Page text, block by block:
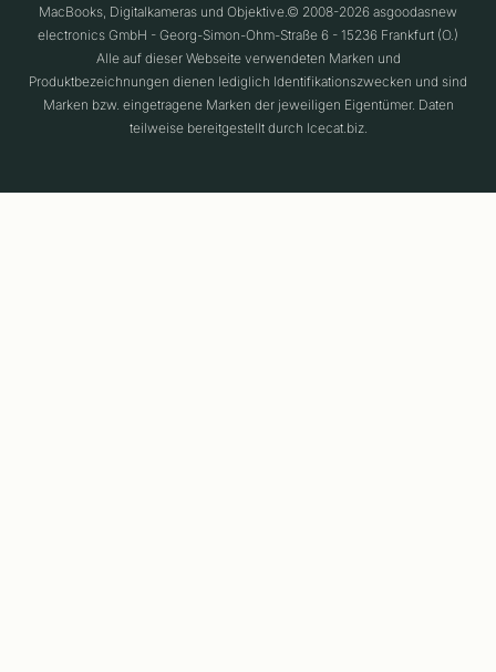
MacBooks, Digitalkameras und Objektive.© 2008-2026 asgoodasnew
electronics GmbH - Georg-Simon-Ohm-Straße 6 - 15236 Frankfurt (O.)
Alle auf dieser Webseite verwendeten Marken und
Produktbezeichnungen dienen lediglich Identifikationszwecken und sind
Marken bzw. eingetragene Marken der jeweiligen Eigentümer. Daten
teilweise bereitgestellt durch Icecat.biz.